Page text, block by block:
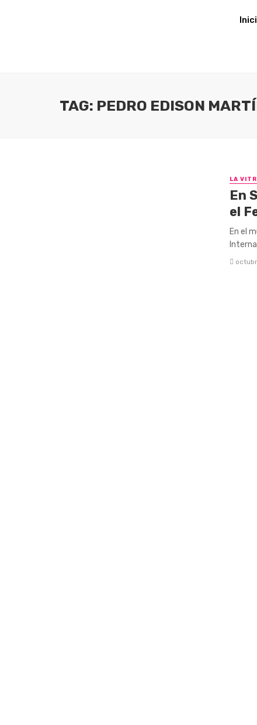
TAG: PEDRO EDISON
LA
En
el
En el